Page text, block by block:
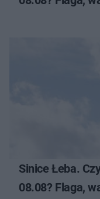
Sinice Łeba.
08.08? Flaga,